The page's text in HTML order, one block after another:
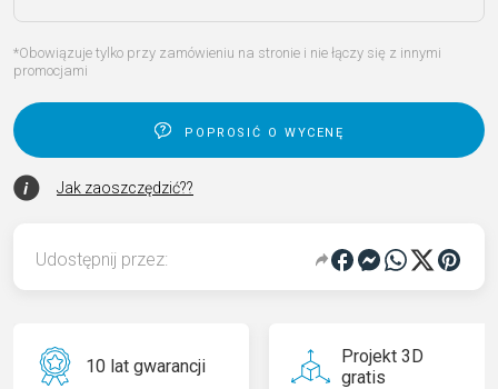
*Obowiązuje tylko przy zamówieniu na stronie i nie łączy się z innymi
promocjami
poprosić o wycenę
Jak zaoszczędzić??
Udostępnij przez:
10 lat gwarancji
Projekt 3D
gratis